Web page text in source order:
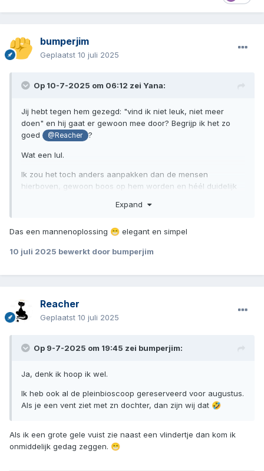
bumperjim
Geplaatst 10 juli 2025
Op 10-7-2025 om 06:12 zei Yana:
Jij hebt tegen hem gezegd: "vind ik niet leuk, niet meer
doen" en hij gaat er gewoon mee door? Begrijp ik het zo
goed
@Reacher ?
Wat een lul.
Ik zou het toch anders aanpakken dan de mensen
hierboven, gewoon boos op hem worden en héél duidelijk
stiltebehandeling, dan loop je de kans dat je jezelf op gaat
nou helemaal belazerd?
Expand
Das een mannenoplossing 😁 elegant en simpel
10 juli 2025 bewerkt door bumperjim
Reacher
Geplaatst 10 juli 2025
Op 9-7-2025 om 19:45 zei bumperjim:
Ja, denk ik hoop ik wel.
Ik heb ook al de pleinbioscoop gereserveerd voor augustus.
Als je een vent ziet met zn dochter, dan zijn wij dat 🤣
Als ik een grote gele vuist zie naast een vlindertje dan kom ik
onmiddelijk gedag zeggen. 😁